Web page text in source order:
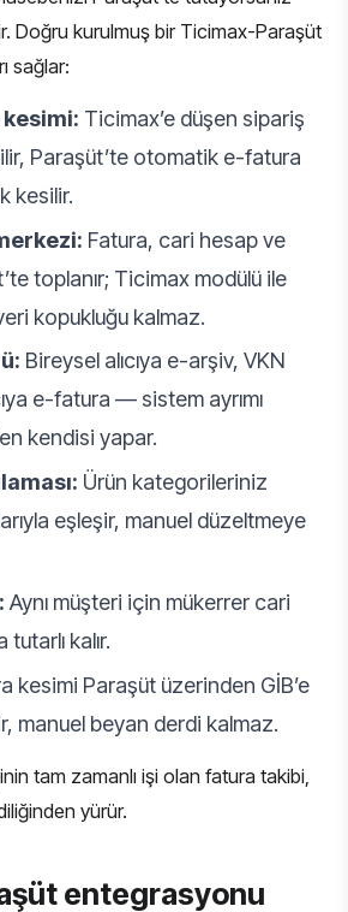
Doğru kurulmuş bir Ticimax-Paraşüt
sağlar:
Ticimax’e düşen sipariş
Paraşüt’te otomatik e-fatura
kesilir.
Fatura, cari hesap ve
toplanır; Ticimax modülü ile
kopukluğu kalmaz.
Bireysel alıcıya e-arşiv, VKN
e-fatura — sistem ayrımı
kendisi yapar.
Ürün kategorileriniz
eşleşir, manuel düzeltmeye
Aynı müşteri için mükerrer cari
kalır.
kesimi Paraşüt üzerinden GİB’e
manuel beyan derdi kalmaz.
tam zamanlı işi olan fatura takibi,
yürür.
entegrasyonu